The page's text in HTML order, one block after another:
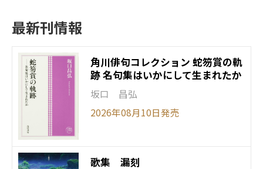
最新刊情報
角川俳句コレクション 蛇笏賞の軌
跡 ――名句集はいかにして生まれたか
坂口 昌弘
2026年08月10日発売
歌集 漏刻